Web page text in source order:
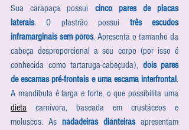
Sua carapaça possui cinco pares de placas
laterais. O plastrão possui três escudos
inframarginais sem poros. Apresenta o tamanho da
cabeça desproporcional a seu corpo (por isso é
conhecida como tartaruga-cabeçuda), dois pares
de escamas pré-frontais e uma escama interfrontal.
dieta carnívora, baseada em crustáceos e
moluscos. As nadadeiras dianteiras apresentam